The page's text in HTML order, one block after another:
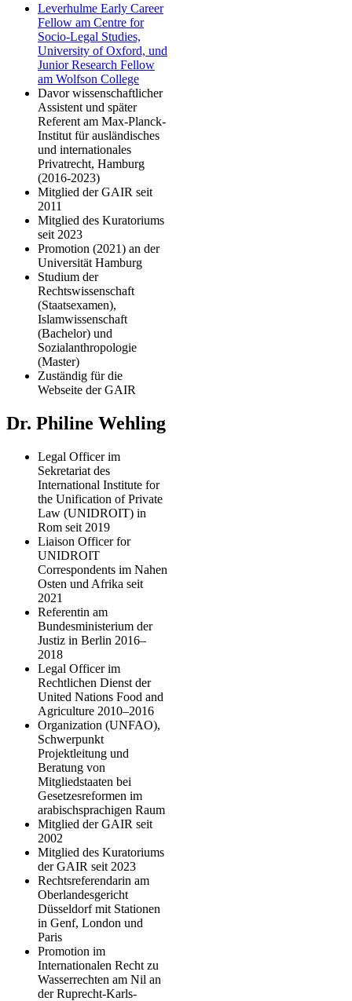
Leverhulme Early Career
Fellow am Centre for
Socio-Legal Studies,
University of Oxford, und
Junior Research Fellow
am Wolfson College
Davor wissenschaftlicher
Assistent und später
Referent am Max-Planck-
Institut für ausländisches
und internationales
Privatrecht, Hamburg
(2016-2023)
Mitglied der GAIR seit
2011
Mitglied des Kuratoriums
seit 2023
Promotion (2021) an der
Universität Hamburg
Studium der
Rechtswissenschaft
(Staatsexamen),
Islamwissenschaft
(Bachelor) und
Sozialanthropologie
(Master)
Zuständig für die
Webseite der GAIR
Dr. Philine Wehling
Legal Officer im
Sekretariat des
International Institute for
the Unification of Private
Law (UNIDROIT) in
Rom seit 2019
Liaison Officer for
UNIDROIT
Correspondents im Nahen
Osten und Afrika seit
2021
Referentin am
Bundesministerium der
Justiz in Berlin 2016–
2018
Legal Officer im
Rechtlichen Dienst der
United Nations Food and
Agriculture 2010–2016
Organization (UNFAO),
Schwerpunkt
Projektleitung und
Beratung von
Mitgliedstaaten bei
Gesetzesreformen im
arabischsprachigen Raum
Mitglied der GAIR seit
2002
Mitglied des Kuratoriums
der GAIR seit 2023
Rechtsreferendarin am
Oberlandesgericht
Düsseldorf mit Stationen
in Genf, London und
Paris
Promotion im
Internationalen Recht zu
Wasserrechten am Nil an
der Ruprecht-Karls-